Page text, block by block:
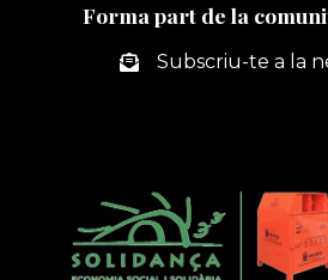
Forma part de la
Subscriu-te a la